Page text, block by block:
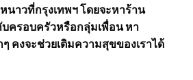
นาวที่กรุงเทพฯ โดยจะหาร้าน
ครอบครัวหรือกลุ่มเพื่อน หา
คงจะช่วยเติมความสุขของเราได้